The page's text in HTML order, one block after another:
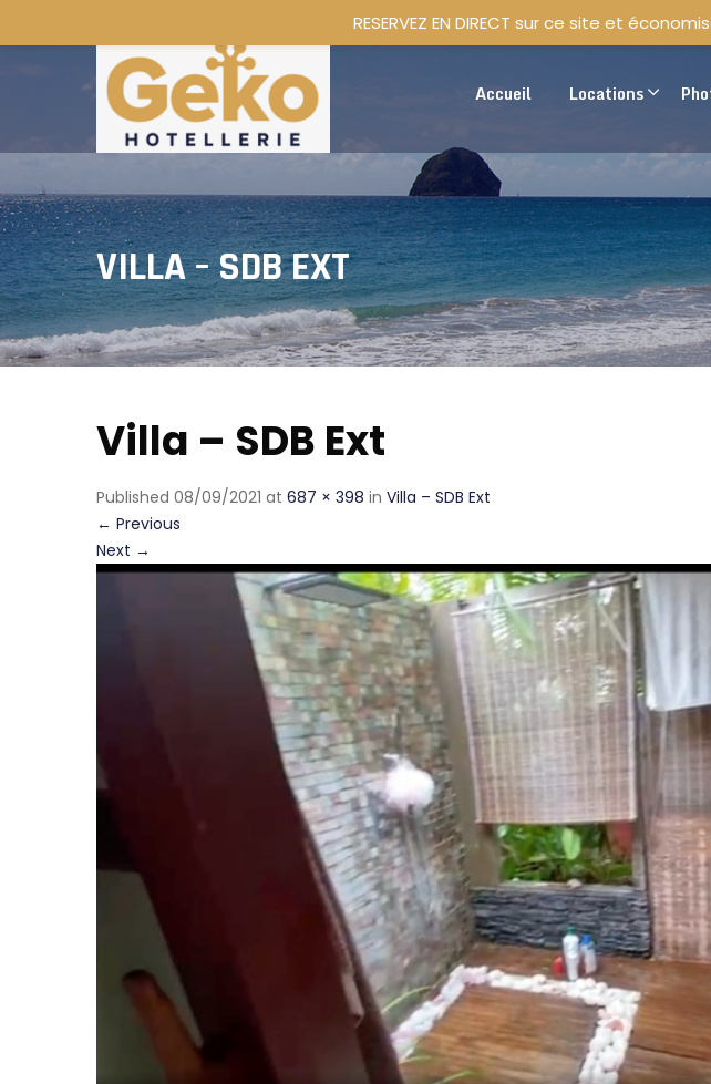
Accueil Locations
VILLA – SDB EXT
Villa – SDB Ext
Published 08/09/2021 at 687 × 398 in Villa – SDB Ext
← Previous
Next →
RESERVEZ EN DIRECT sur ce site et